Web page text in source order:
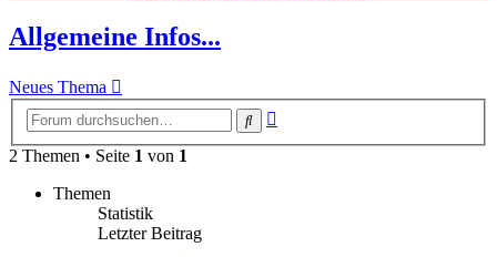
Allgemeine Infos...
Neues Thema
Suche
2 Themen • Seite 1 von 1
Themen
Statistik
Letzter Beitrag